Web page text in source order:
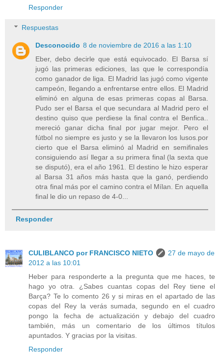
Responder
Respuestas
Desconocido 8 de noviembre de 2016 a las 1:10
Eber, debo decirle que está equivocado. El Barsa sí
jugó las primeras ediciones, las que le correspondía
como ganador de liga. El Madrid las jugó como vigente
campeón, llegando a enfrentarse entre ellos. El Madrid
eliminó en alguna de esas primeras copas al Barsa.
Pudo ser el Barsa el que secundara al Madrid pero el
destino quiso que perdiese la final contra el Benfica..
mereció ganar dicha final por jugar mejor. Pero el
fútbol no siempre es justo y se la llevaron los lusos.por
cierto que el Barsa eliminó al Madrid en semifinales
consiguiendo así llegar a su primera final (la sexta que
se disputó), era el año 1961. El destino le hizo esperar
al Barsa 31 años más hasta que la ganó, perdiendo
otra final más por el camino contra el Mílan. En aquella
final le dio un repaso de 4-0...
Responder
CULIBLANCO por FRANCISCO NIETO
27 de mayo de
2012 a las 10:01
Heber para responderte a la pregunta que me haces, te
hago yo otra. ¿Sabes cuantas copas del Rey tiene el
Barça? Te lo comento 26 y si miras en el apartado de las
copas del Rey la verás sumada, segundo en el cuadro
pongo la fecha de actualización y debajo del cuadro
también, más un comentario de los últimos títulos
apuntados. Y gracias por la visitas.
Responder